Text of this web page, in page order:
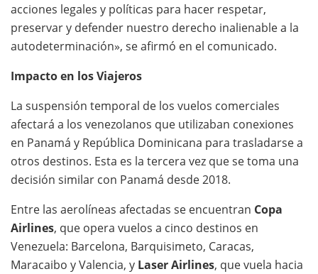
acciones legales y políticas para hacer respetar,
preservar y defender nuestro derecho inalienable a la
autodeterminación», se afirmó en el comunicado.
Impacto en los Viajeros
La suspensión temporal de los vuelos comerciales
afectará a los venezolanos que utilizaban conexiones
en Panamá y República Dominicana para trasladarse a
otros destinos. Esta es la tercera vez que se toma una
decisión similar con Panamá desde 2018.
Entre las aerolíneas afectadas se encuentran Copa
Airlines, que opera vuelos a cinco destinos en
Venezuela: Barcelona, Barquisimeto, Caracas,
Maracaibo y Valencia, y Laser Airlines, que vuela hacia